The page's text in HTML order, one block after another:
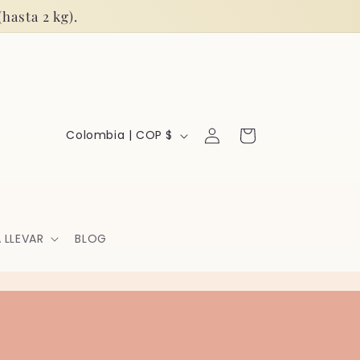
2 kg).
BLOG
P
r
Colombia | COP $
Iniciar
sesión
Carrito